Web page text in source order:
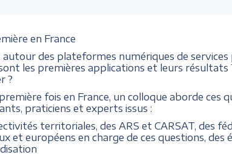
en France
autour des plateformes numériques de
les premières applications et leurs
?
fois en France, un colloque aborde
praticiens et experts issus :
territoriales, des ARS et CARSAT, des
et européens en charge de ces questions,